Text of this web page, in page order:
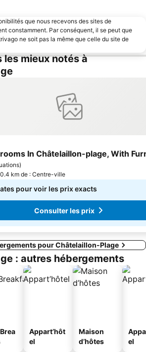
l'Ile de Ré Bridge
Rivedoux-Plage
Golf de la Prée
Airport
Les Rues à Arcades
Plage Nord
Plage de l'Anse de la Croix
que nous recevons des sites de
constamment. Par conséquent, il se peut que
ne soit pas la même que celle du site de
les mieux notés à
favoris
In Châtelaillon-plage, With
)
km de : Centre-ville
pour voir les prix exacts
Consulter les prix
pour Châtelaillon-Plage
: autres hébergements
Appart’hôt
el
Maison
d’hôtes
el